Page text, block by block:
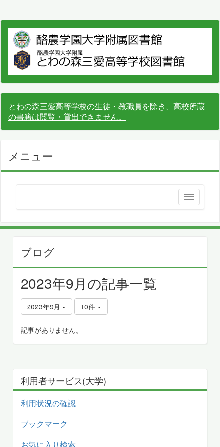
とわの森三愛高等学校の生徒・教職員を除き、高校所蔵
の書籍は閲覧・貸出できません。
メニュー
ブログ
2023年9月の記事一覧
2023年9月 10件
記事がありません。
利用者サービス(大学)
利用状況の確認
ブックマーク
お気に入り検索